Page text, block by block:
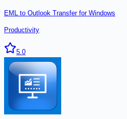
EML to Outlook Transfer for Windows
Productivity
5.0